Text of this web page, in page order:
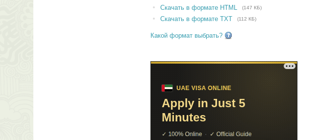
Скачать в формате HTML (147 КБ)
Скачать в формате TXT (112 КБ)
Какой формат выбрать?